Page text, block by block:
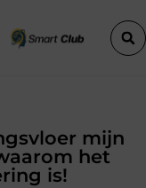
mijn
het
is!